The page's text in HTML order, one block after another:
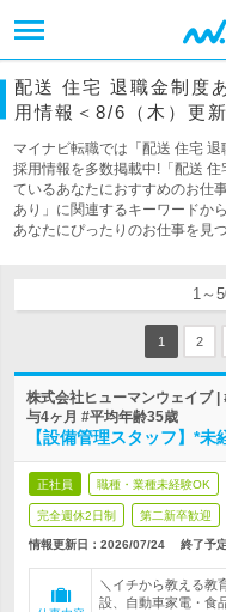
配送 住宅 退職金制度
用情報＜8/6（木）更新
マイナビ転職では「配送 住宅
採用情報を多数掲載中!「配送
ているあなたにおすすめのお仕
あり」に関連するキーワードか
あなたにぴったりのお仕事を見
1～
1 2
株式会社ヒューマンウェイブ
与4ヶ月 #平均年齢35歳
【設備管理スタッフ】*
正社員 職種・業種未経験OK
完全週休2日制 第二新卒歓迎
情報更新日：2026/07/24 終了予
＼イチから教える教
設、自動車家電・食